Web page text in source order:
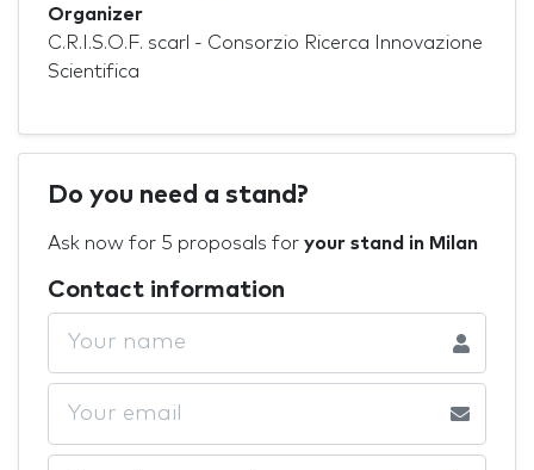
Organizer
C.R.I.S.O.F. scarl - Consorzio Ricerca Innovazione
Scientifica
Do you need a stand?
Ask now for 5 proposals for your stand in Milan
Contact information